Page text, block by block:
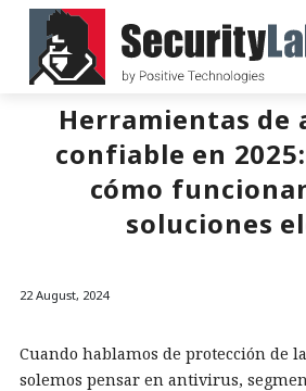
Herramientas de
confiable en
cómo
soluciones
22 August, 2024
Cuando hablamos de protección de
solemos pensar en antivirus,